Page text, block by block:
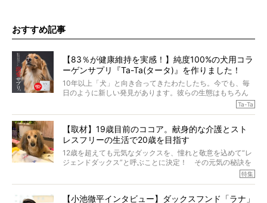
おすすめ記事
【83％が健康維持を実感！】純度100%の犬用コラ
ーゲンサプリ『Ta-Ta(タータ)』を作りました！
10年以上「犬」と向き合ってきたわたしたち。今でも、毎
日のように新しい発見があります。彼らの生態はもちろん
のこと、「食事」に関することも同じです。昔の犬は25年
も生きたといわれていますが、長生きの秘訣はバランスの
代の犬の食事は“ある重要な栄養”が不足しがちになっている
というのです。
それを効率よくおぎなってくれるのが、コラーゲン！ そ
こでわたしたちは、純度100%の犬用コラーゲンサプリ
『Ta-Ta(タータ)』を作りました！
愛犬家の83％が「健康維持を実感した」と評判のTa-Ta(タ
ータ)。健康維持をめざす、すべてのダックスたちに、どう
か届きますように。
Ta-Ta
【取材】19歳目前のココア。献身的な介護とスト
レスフリーの生活で20歳を目指す
12歳を超えても元気なダックスを、憧れと敬意を込めて“レ
ジェンドダックス”と呼ぶことに決定！ その元気の秘訣を
オーナーさんに伺うのが、特集『レジェンドダックスの肖
く」というオーナーさんのポリシーのもと、甘やかさずに
特集
【小池徹平インタビュー】ダックスフンド「ラナ」